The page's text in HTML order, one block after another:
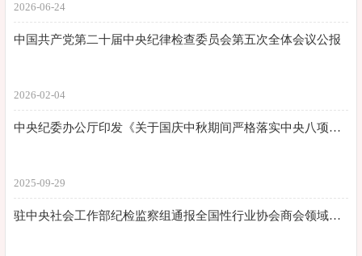
2026-06-24
中国共产党第二十届中央纪律检查委员会第五次全体会议公报
2026-02-04
中央纪委办公厅印发《关于国庆中秋期间严格落实中央八项规定精神、从严纠治“四风”的通知》
2025-09-29
驻中央社会工作部纪检监察组通报全国性行业协会商会领域执纪执法情况 2024年处置相关问题线索478件 立案22人